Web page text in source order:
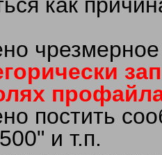
постить
и т.п.